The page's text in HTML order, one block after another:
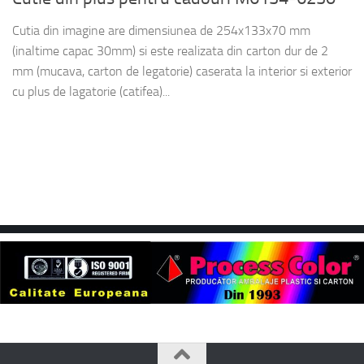
Cutia din imagine are dimensiunea de 254x133x70 mm
(inaltime capac 30mm) si este realizata din carton dur de 2
mm (mucava, carton de legatorie) caserata la interior si exterior
cu plus de lagatorie (catifea)...